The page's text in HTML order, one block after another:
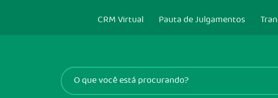
CRM Virtual Pauta de Julgamentos